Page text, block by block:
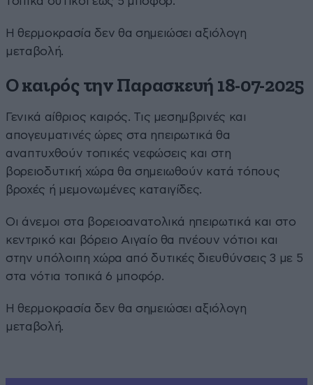
Η θερμοκρασία δεν θα σημειώσει αξιόλογη
μεταβολή.
Ο καιρός την Παρασκευή 18-07-2025
Γενικά αίθριος καιρός. Τις μεσημβρινές και
απογευματινές ώρες στα ηπειρωτικά θα
αναπτυχθούν τοπικές νεφώσεις και στη
βορειοδυτική χώρα θα σημειωθούν κατά τόπους
βροχές ή μεμονωμένες καταιγίδες.
Οι άνεμοι στα βορειοανατολικά ηπειρωτικά και στο
κεντρικό και βόρειο Αιγαίο θα πνέουν νότιοι και
στην υπόλοιπη χώρα από δυτικές διευθύνσεις 3 με 5
στα νότια τοπικά 6 μποφόρ.
Η θερμοκρασία δεν θα σημειώσει αξιόλογη
μεταβολή.